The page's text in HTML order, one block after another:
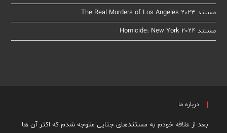
مستند The Real Murders of Los Angeles 2023
مستند Homicide: New York 2024
درباره ما
بعد از علاقه خودم به مستندهای جنایی متوجه شدم که اکثر آن ها